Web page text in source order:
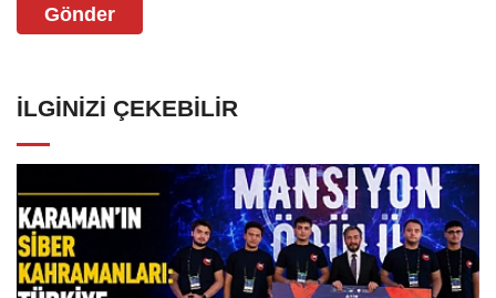
Gönder
İLGINIZI ÇEKEBILIR